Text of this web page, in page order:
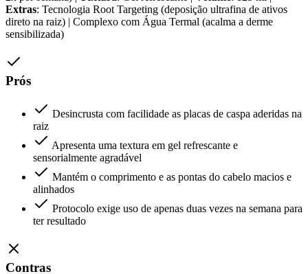
Extras: Tecnologia Root Targeting (deposição ultrafina de ativos
direto na raiz) | Complexo com Água Termal (acalma a derme
sensibilizada)
Prós
Desincrusta com facilidade as placas de caspa aderidas na
raiz
Apresenta uma textura em gel refrescante e
sensorialmente agradável
Mantém o comprimento e as pontas do cabelo macios e
alinhados
Protocolo exige uso de apenas duas vezes na semana para
ter resultado
Contras